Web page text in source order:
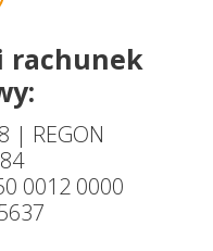
rachunek
| REGON
0012 0000